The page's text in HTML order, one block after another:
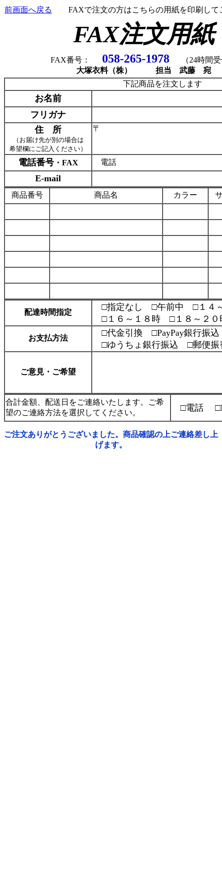
前画面へ戻る FAXで注文の方はこちらの用紙を印刷して
FAX注文用紙
FAX番号： 058-265-1978
（24時間
大塚衣料（株） 担当 武藤 宛
下記商品を注文します
お名前
フリガナ
住 所
（お届け先が別の場合は
希望欄にご記入ください）
〒
電話番号・FAX 電話
E-mail
商品番号 商品名 カラー
配達時間指定
□指定なし □午前中 □１４
□１６～１８時 □１８～２
お支払方法
□代金引換 □PayPay銀行振
□ゆうちょ銀行振込 □郵便振
ご意見・ご希望
合計金額、配送日をご連絡いたします。ご希
望のご連絡方法を選択してください。
□電話
ご注文ありがとうございました。商品確認の上ご連絡差し上
げます。